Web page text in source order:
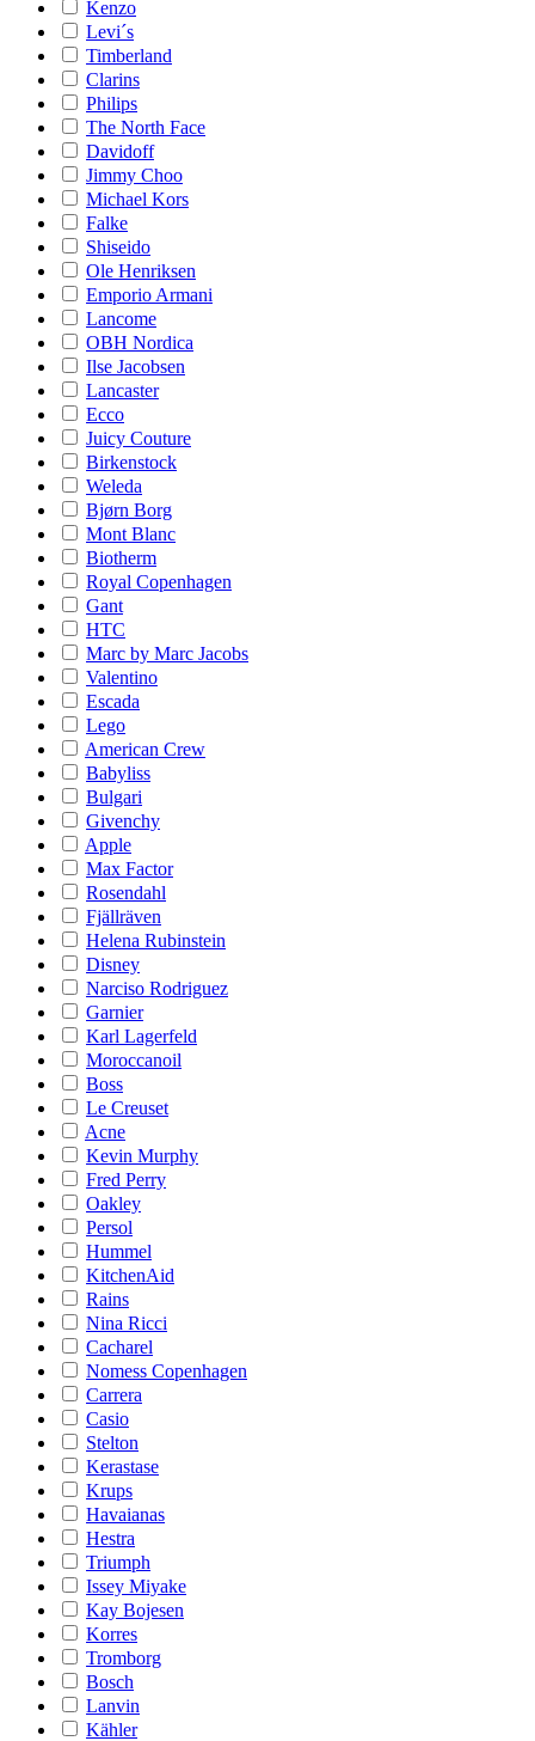
Kenzo
Levi´s
Timberland
Clarins
Philips
The North Face
Davidoff
Jimmy Choo
Michael Kors
Falke
Shiseido
Ole Henriksen
Emporio Armani
Lancome
OBH Nordica
Ilse Jacobsen
Lancaster
Ecco
Juicy Couture
Birkenstock
Weleda
Bjørn Borg
Mont Blanc
Biotherm
Royal Copenhagen
Gant
HTC
Marc by Marc Jacobs
Valentino
Escada
Lego
American Crew
Babyliss
Bulgari
Givenchy
Apple
Max Factor
Rosendahl
Fjällräven
Helena Rubinstein
Disney
Narciso Rodriguez
Garnier
Karl Lagerfeld
Moroccanoil
Boss
Le Creuset
Acne
Kevin Murphy
Fred Perry
Oakley
Persol
Hummel
KitchenAid
Rains
Nina Ricci
Cacharel
Nomess Copenhagen
Carrera
Casio
Stelton
Kerastase
Krups
Havaianas
Hestra
Triumph
Issey Miyake
Kay Bojesen
Korres
Tromborg
Bosch
Lanvin
Kähler